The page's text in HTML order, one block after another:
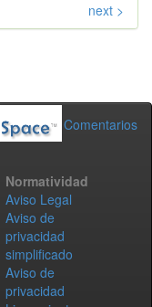
next >
Comentarios
Normatividad
Aviso Legal
Aviso de
privacidad
simplificado
Aviso de
privacidad